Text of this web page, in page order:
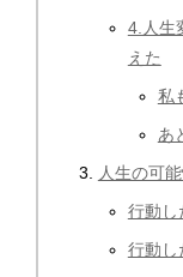
4.人生
えた
私
あ
人生の可
行動し
行動し